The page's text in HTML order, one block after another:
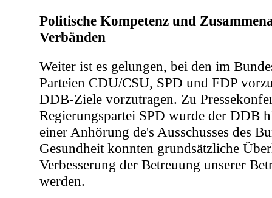
Politische Kompetenz und
Verbänden
Weiter ist es gelungen, bei den im
Parteien CDU/CSU, SPD und FDP
DDB-Ziele vorzutragen. Zu
Regierungspartei SPD wurde der DDB
einer Anhörung de's Ausschusses des
Gesundheit konnten grundsätzliche
Verbesserung der Betreuung unserer
werden.